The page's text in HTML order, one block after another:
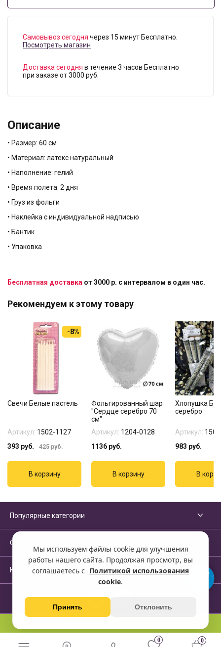
Мы используем файлы cookie для улучшения
работы нашего сайта. Продолжая просмотр, вы
соглашаетесь с Политикой использования
cookie.
Принять Отклонить
Самовывоз сегодня через 15 минут Бесплатно.
Посмотреть магазин
Доставка сегодня в течение 3 часов Бесплатно
при заказе от 3000 руб.
Описание
• Размер: 60 см
• Материал: латекс натуральный
• Наполнение: гелий
• Время полета: 2 дня
• Груз из фольги
• Наклейка с индивидуальной надписью
• Бантик
• Упаковка
Бесплатная доставка от 3000 р. с интервалом в один час.
Рекомендуем к этому товару
-8%
Свечи Белые пастель
Артикул: 1502-1127
393 руб. 425руб.
Фольгированный шар
"Сердце серебро 70
см"
Артикул: 1204-0128
1136 руб.
Хлопушка
серебро
Артикул:
983 руб.
Популярные категории
Сервисы и помощь
Компания
0 0